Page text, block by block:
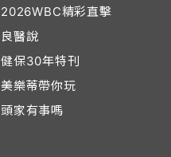
2026WBC精彩直擊
良醫說
健保30年特刊
美樂蒂帶你玩
頭家有事嗎